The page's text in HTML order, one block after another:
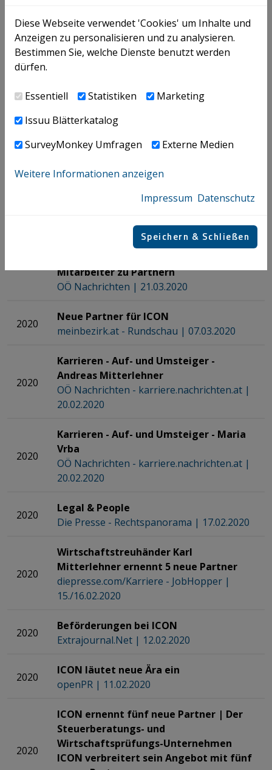
2020
LIQUIDITÄT im Fokus - Interview mit
Andreas Mitterlehner und Karl Waser
2020
ICON Generationenwechsel. Neues
Steuerberatungsunternehmen ICON
DIE MACHER | Ausgabe Frühling 2020
Führungsarbeit: Fünf neue Partner bei
Die Presse | 27.03.2020
Fünf neue Partner für ICON - Die ICON
Wirtschaftstreuhand GmbH läutet eine
Mitarbeiter zu Partnern
OÖ Nachrichten | 21.03.2020
2020
Neue Partner für ICON
meinbezirk.at - Rundschau | 07.03.2020
2020
Karrieren - Auf- und Umsteiger -
Andreas Mitterlehner
OÖ Nachrichten - karriere.nachrichten.at |
20.02.2020
2020
Karrieren - Auf- und Umsteiger - Maria
Vrba
OÖ Nachrichten - karriere.nachrichten.at |
20.02.2020
2020
Legal & People
Die Presse - Rechtspanorama | 17.02.2020
2020
Wirtschaftstreuhänder Karl
Mitterlehner ernennt 5 neue Partner
diepresse.com/Karriere - JobHopper |
15./16.02.2020
2020
Beförderungen bei ICON
Extrajournal.Net | 12.02.2020
2020
ICON läutet neue Ära ein
openPR | 11.02.2020
2020
ICON ernennt fünf neue Partner | Der
Steuerberatungs- und
Wirtschaftsprüfungs-Unternehmen
ICON verbreitert sein Angebot mit fünf
Diese Webseite verwendet 'Cookies' um Inhalte und
Anzeigen zu personalisieren und zu analysieren.
Bestimmen Sie, welche Dienste benutzt werden
dürfen.
Essentiell Statistiken
Marketing
Issuu Blätterkatalog
SurveyMonkey Umfragen
Externe Medien
Weitere Informationen anzeigen
Impressum Datenschutz
Speichern & Schließen